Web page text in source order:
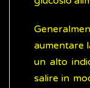
aumentare
un alto
salire in